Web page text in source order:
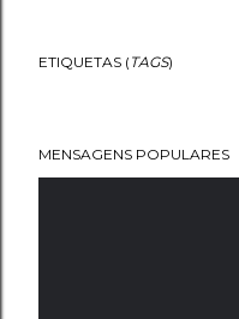
ETIQUETAS ( TAGS)
MENSAGENS POPULARES